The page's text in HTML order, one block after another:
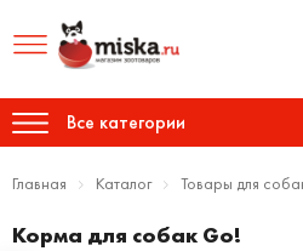
Все категории
Главная Каталог Товары для
Корма для собак Go!